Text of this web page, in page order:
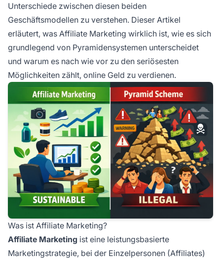
Unterschiede zwischen diesen beiden
Geschäftsmodellen zu verstehen. Dieser Artikel
erläutert, was Affiliate Marketing wirklich ist, wie es sich
grundlegend von Pyramidensystemen unterscheidet
und warum es nach wie vor zu den seriösesten
Möglichkeiten zählt, online Geld zu verdienen.
Was ist Affiliate Marketing?
Affiliate Marketing ist eine leistungsbasierte
Marketingstrategie, bei der Einzelpersonen (Affiliates)